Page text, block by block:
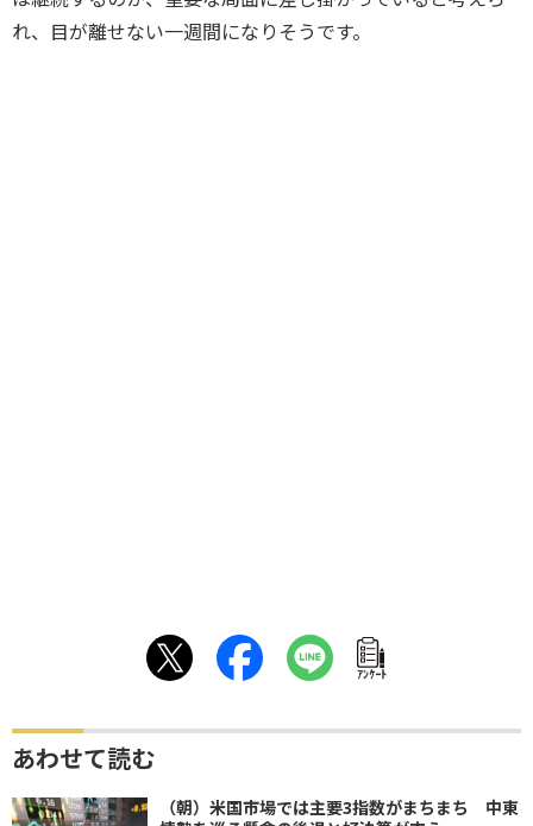
れ、目が離せない一週間になりそうです。
ｱﾝｹｰﾄ
あわせて読む
（朝）米国市場では主要3指数がまちまち 中東